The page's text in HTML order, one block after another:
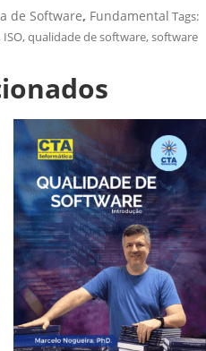
de Software, Fundamental Tags:
ISO,qualidade de software,software